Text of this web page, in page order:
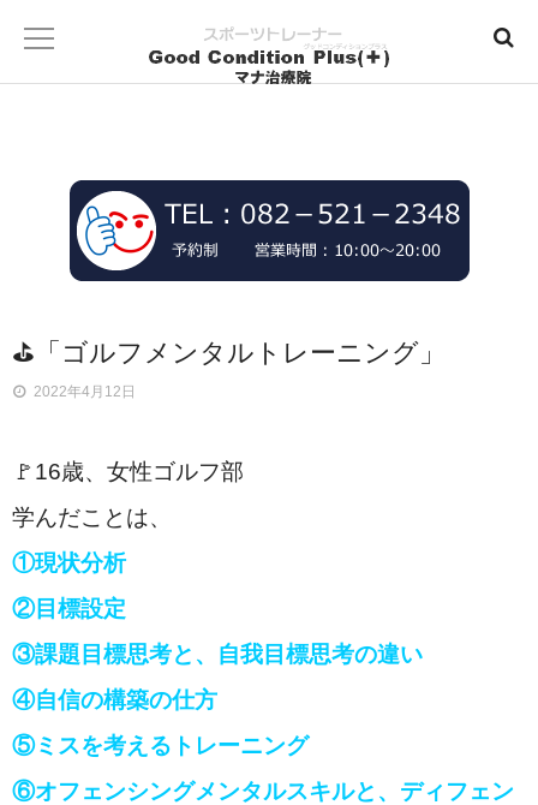
⛳「ゴルフメンタルトレーニング」
2022年4月12日
🚩16歳、女性ゴルフ部
学んだことは、
①現状分析
②目標設定
③課題目標思考と、自我目標思考の違い
④自信の構築の仕方
⑤ミスを考えるトレーニング
⑥オフェンシングメンタルスキルと、ディフェン